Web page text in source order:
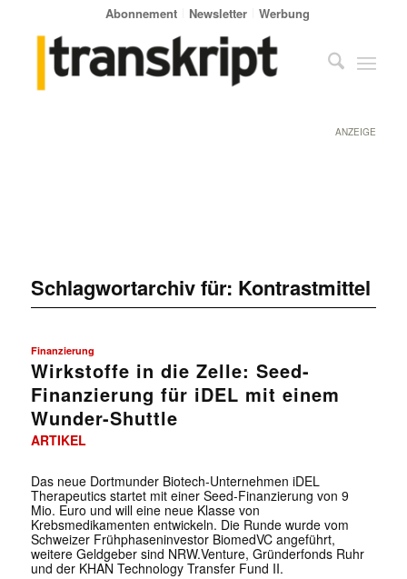
Abonnement Newsletter Werbung
ANZEIGE
Schlagwortarchiv für: Kontrastmittel
Finanzierung
Wirkstoffe in die Zelle: Seed-
Finanzierung für iDEL mit einem
Wunder-Shuttle
ARTIKEL
Das neue Dortmunder Biotech-Unternehmen iDEL
Therapeutics startet mit einer Seed-Finanzierung von 9
Mio. Euro und will eine neue Klasse von
Krebsmedikamenten entwickeln. Die Runde wurde vom
Schweizer Frühphaseninvestor BiomedVC angeführt,
weitere Geldgeber sind NRW.Venture, Gründerfonds Ruhr
und der KHAN Technology Transfer Fund II.